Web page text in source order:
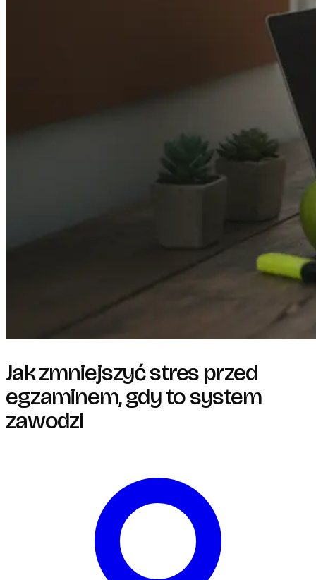
Jak zmniejszyć stres przed
egzaminem, gdy to system
zawodzi